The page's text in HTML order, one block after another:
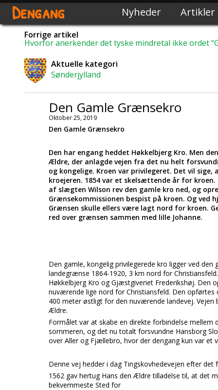
Dengang Nyheder Artikler
Forrige artikel
Hvorfor anerkender det tyske mindretal ikke ordet
Aktuelle kategori
Sønderjylland
Den Gamle Grænsekro
Oktober 25, 2019
Den Gamle Grænsekro
Den har engang heddet Høkkelbjerg Kro. Men
Ældre, der anlagde vejen fra det nu helt
og kongelige. Kroen var privilegeret. Det vil
kroejeren. 1854 var et skelsættende år for
af slægten Wilson rev den gamle kro ned, og
Grænsekommissionen bespist på kroen. Og
Grænsen skulle ellers være lagt nord for kroen.
red over grænsen sammen med lille Johanne.
Den gamle, kongelig privilegerede kro ligger ved
landegrænse 1864-1920, 3 km nord for
Høkkelbjerg Kro og Gjæstgiveriet Frederikshøj. Den
nuværende lige nord for Christiansfeld. Den
400 meter østligt for den nuværende landevej. Vejen
Ældre.
Formålet var at skabe en direkte forbindelse
sommeren, og det nu totalt forsvundne Hansborg
over Aller og Fjællebro, hvor der dengang kun var et
Denne vej hedder i dag Tingskovhedevejen efter det
1562 gav hertug Hans den Ældre tilladelse til, at det
bekvemmeste Sted for